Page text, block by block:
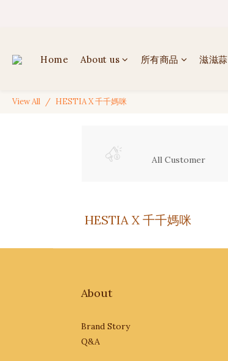
Home About us 所有商品 滋滋蒜
View All HESTIA X 千千媽咪
All Customer
HESTIA X 千千媽咪
About
Brand Story
Q&A